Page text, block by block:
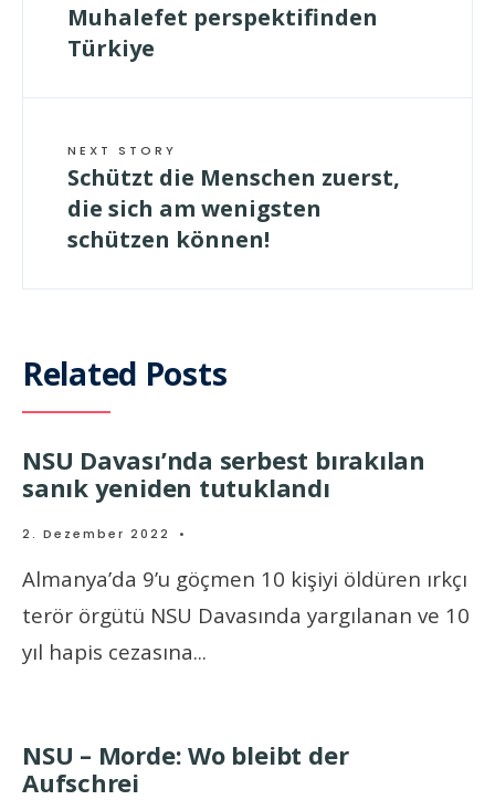
Muhalefet perspektifinden
Türkiye
NEXT STORY
Schützt die Menschen zuerst,
die sich am wenigsten
schützen können!
Related Posts
NSU Davası’nda serbest bırakılan
sanık yeniden tutuklandı
2. Dezember 2022 •
Almanya’da 9’u göçmen 10 kişiyi öldüren ırkçı
terör örgütü NSU Davasında yargılanan ve 10
yıl hapis cezasına...
NSU – Morde: Wo bleibt der
Aufschrei